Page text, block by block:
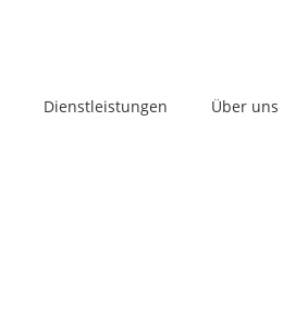
Dienstleistungen Über uns